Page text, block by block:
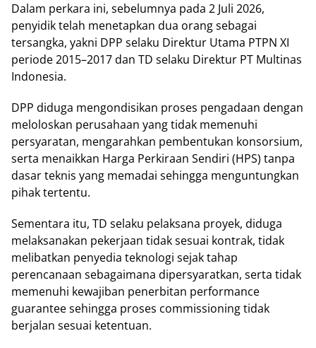
Dalam perkara ini, sebelumnya pada 2 Juli 2026,
penyidik telah menetapkan dua orang sebagai
tersangka, yakni DPP selaku Direktur Utama PTPN XI
periode 2015–2017 dan TD selaku Direktur PT Multinas
Indonesia.
DPP diduga mengondisikan proses pengadaan dengan
meloloskan perusahaan yang tidak memenuhi
persyaratan, mengarahkan pembentukan konsorsium,
serta menaikkan Harga Perkiraan Sendiri (HPS) tanpa
dasar teknis yang memadai sehingga menguntungkan
pihak tertentu.
Sementara itu, TD selaku pelaksana proyek, diduga
melaksanakan pekerjaan tidak sesuai kontrak, tidak
melibatkan penyedia teknologi sejak tahap
perencanaan sebagaimana dipersyaratkan, serta tidak
memenuhi kewajiban penerbitan performance
guarantee sehingga proses commissioning tidak
berjalan sesuai ketentuan.